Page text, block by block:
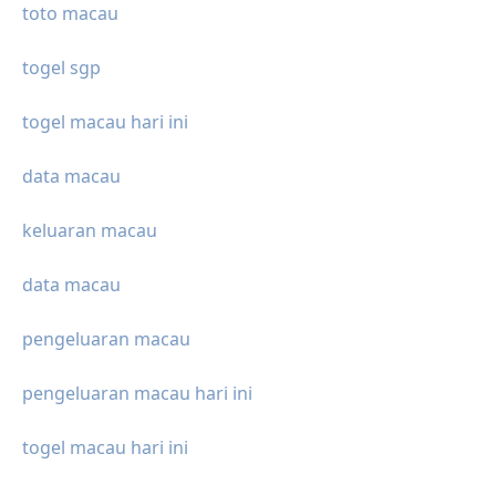
toto macau
togel sgp
togel macau hari ini
data macau
keluaran macau
data macau
pengeluaran macau
pengeluaran macau hari ini
togel macau hari ini